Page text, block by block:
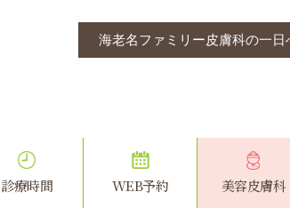
海老名ファミリー皮膚科の一日
診療時間 WEB予約 美容皮膚科